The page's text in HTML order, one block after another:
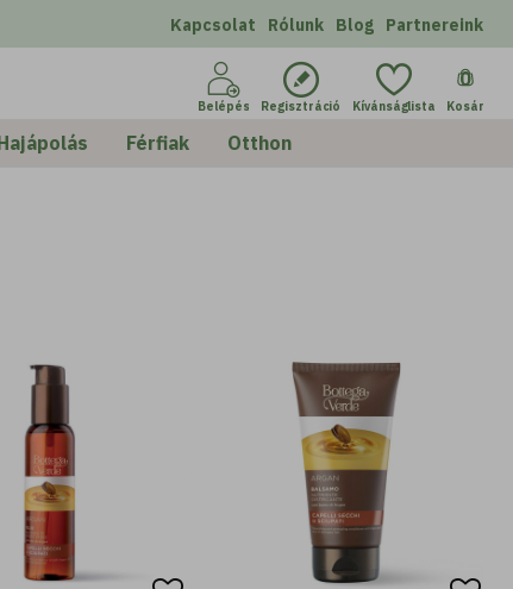
Kapcsolat Rólunk Blog Partnereink
Belépés Regisztráció Kívánságlista
0
Kosár
Férfiak Otthon